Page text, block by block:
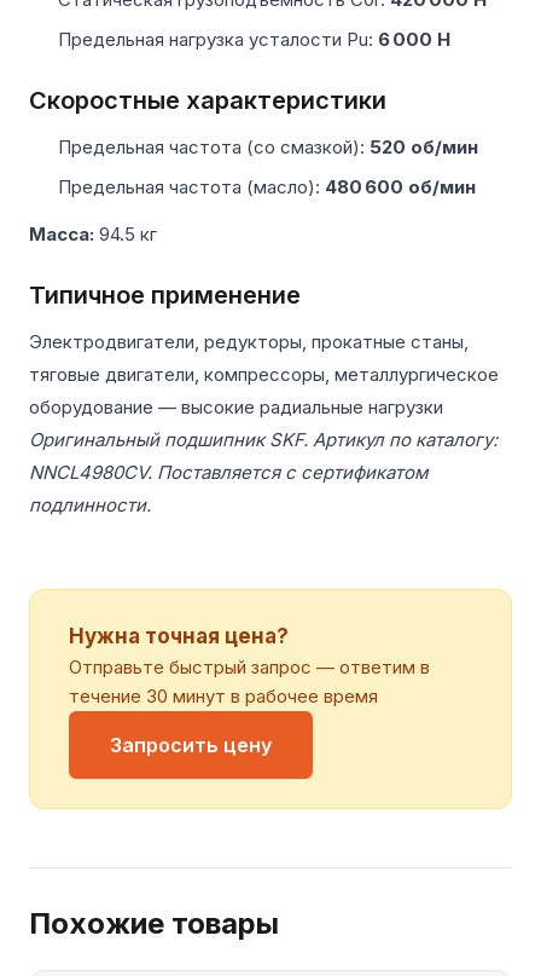
Предельная нагрузка усталости Pu: 6 000 Н
Скоростные характеристики
Предельная частота (со смазкой): 520 об/мин
Предельная частота (масло): 480 600 об/мин
Масса: 94.5 кг
Типичное применение
Электродвигатели, редукторы, прокатные станы,
тяговые двигатели, компрессоры, металлургическое
оборудование — высокие радиальные нагрузки
Оригинальный подшипник SKF. Артикул по каталогу:
NNCL4980CV. Поставляется с сертификатом
подлинности.
Нужна точная цена?
Отправьте быстрый запрос — ответим в
течение 30 минут в рабочее время
Запросить цену
Похожие товары